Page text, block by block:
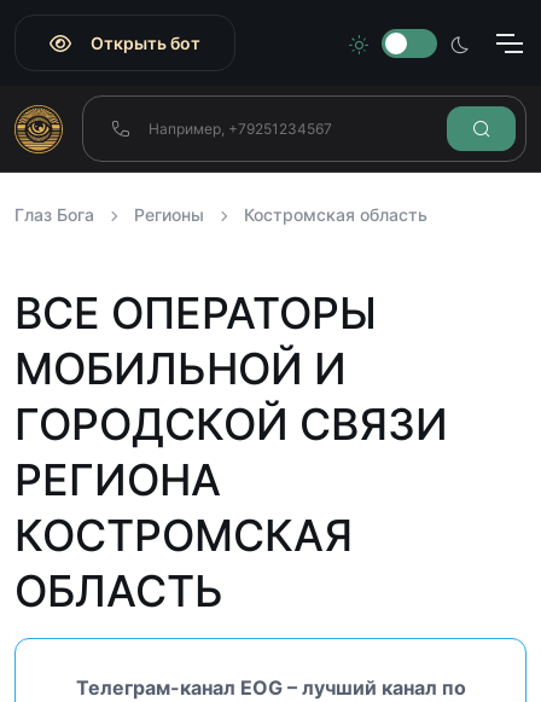
Открыть бот
Глаз Бога Регионы Костромская область
ВСЕ ОПЕРАТОРЫ
МОБИЛЬНОЙ И
ГОРОДСКОЙ СВЯЗИ
РЕГИОНА
КОСТРОМСКАЯ
ОБЛАСТЬ
Телеграм-канал EOG – лучший канал по